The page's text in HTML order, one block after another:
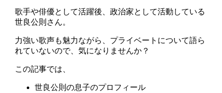
歌手や俳優として活躍後、政治家として活動している
世良公則さん。
力強い歌声も魅力ながら、プライベートについて語ら
れていないので、気になりませんか？
この記事では、
世良公則の息子のプロフィール